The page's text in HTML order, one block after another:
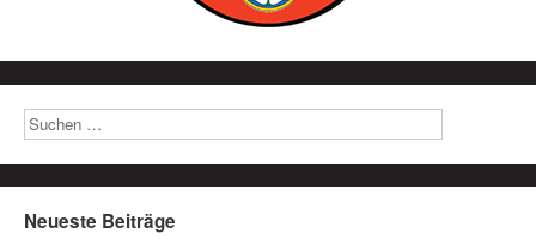
Neueste Beiträge